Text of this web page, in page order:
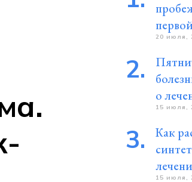
20 июля,
о
15 июля,
Как
15 июля,